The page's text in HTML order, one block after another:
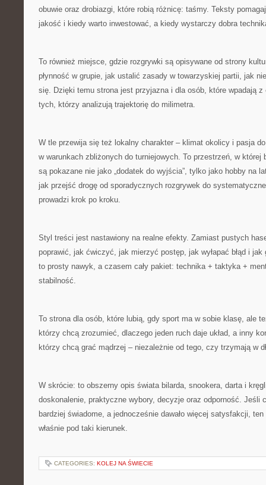
obuwie oraz drobiazgi, które robią różnicę: taśmy. Teksty
jakość i kiedy warto inwestować, a kiedy wystarczy dobra
To również miejsce, gdzie rozgrywki są opisywane od strony
płynność w grupie, jak ustalić zasady w towarzyskiej partii, jak
się. Dzięki temu strona jest przyjazna i dla osób, które wpadają z
tych, którzy analizują trajektorię do milimetra.
W tle przewija się też lokalny charakter – klimat okolicy i pasja
w warunkach zbliżonych do turniejowych. To przestrzeń, w której
są pokazane nie jako „dodatek do wyjścia”, tylko jako hobby na
jak przejść drogę od sporadycznych rozgrywek do
prowadzi krok po kroku.
Styl treści jest nastawiony na realne efekty. Zamiast pustych
poprawić, jak ćwiczyć, jak mierzyć postęp, jak wyłapać błąd i
to prosty nawyk, a czasem cały pakiet: technika + taktyka +
stabilność.
To strona dla osób, które lubią, gdy sport ma w sobie klasę, ale
którzy chcą zrozumieć, dlaczego jeden ruch daje układ, a inny
którzy chcą grać mądrzej – niezależnie od tego, czy trzymają w
W skrócie: to obszerny opis świata bilarda, snookera, darta i
doskonalenie, praktyczne wybory, decyzje oraz odporność. Jeśli
bardziej świadome, a jednocześnie dawało więcej satysfakcji,
właśnie pod taki kierunek.
CATEGORIES: KOLEJ NA ŚWIECIE